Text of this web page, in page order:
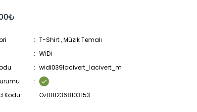
T-Shirt,Müzik Temalı
WİDİ
widi039lacivert_lacivert_m
Kodu
Ozt0112368103153